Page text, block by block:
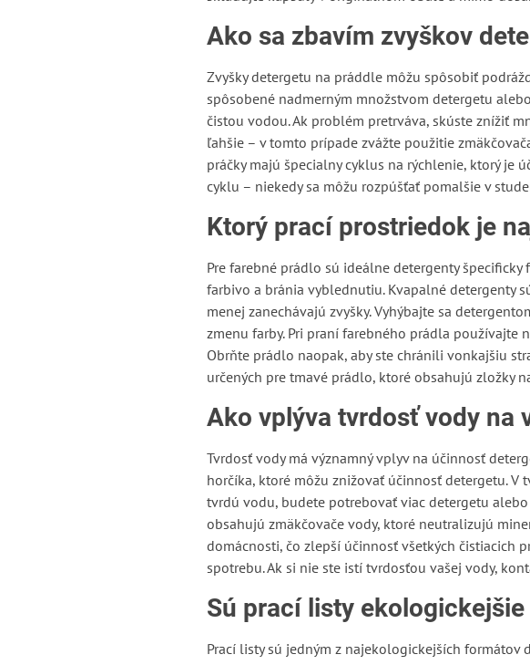
Ako sa zbavím zvyškov
Zvyšky detergetu na práddle môžu spôsobiť
spôsobené nadmerným množstvom detergetu
čistou vodou. Ak problém pretrváva, skúste znížiť
ľahšie – v tomto prípade zvážte použitie
práčky majú špecialny cyklus na rýchlenie, ktorý je
cyklu – niekedy sa môžu rozpúšťať pomalšie v
Ktorý prací prostriedok je
Pre farebné prádlo sú ideálne detergenty
farbivo a bránia vyblednutiu. Kvapalné detergenty
menej zanechávajú zvyšky. Vyhýbajte sa
zmenu farby. Pri praní farebného prádla
Obrňte prádlo naopak, aby ste chránili vonkajšiu
určených pre tmavé prádlo, ktoré obsahujú zložky
Ako vplýva tvrdosť vody na
Tvrdosť vody má významný vplyv na účinnosť
horčíka, ktoré môžu znižovať účinnosť detergetu. V
tvrdú vodu, budete potrebovať viac detergetu
obsahujú zmäkčovače vody, ktoré neutralizujú
domácnosti, čo zlepší účinnosť všetkých čistiacich
spotrebu. Ak si nie ste istí tvrdosťou vašej vody,
Sú prací listy
Prací listy sú jedným z najekologickejších